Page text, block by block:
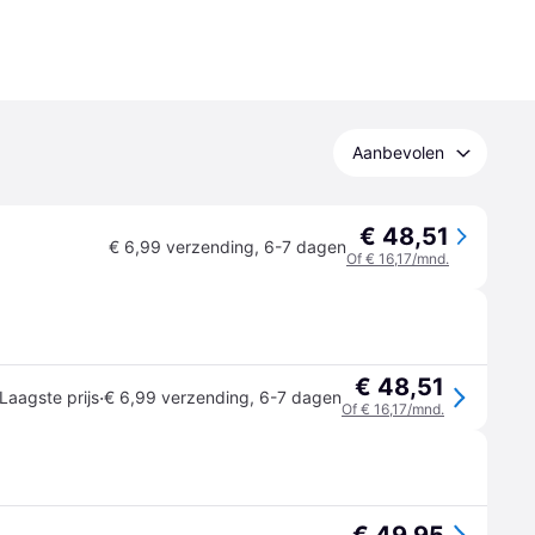
Aanbevolen
€ 6,99 verzending, 6-7 dagen € 48,51
Of € 16,17/mnd.
Laagste prijs·€ 6,99 verzending, 6-7 dagen € 48,51
Of € 16,17/mnd.